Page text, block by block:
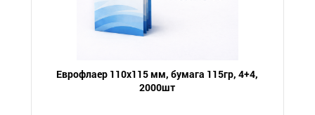
Еврофлаер 110х115 мм, бумага 115гр, 4+4,
2000шт